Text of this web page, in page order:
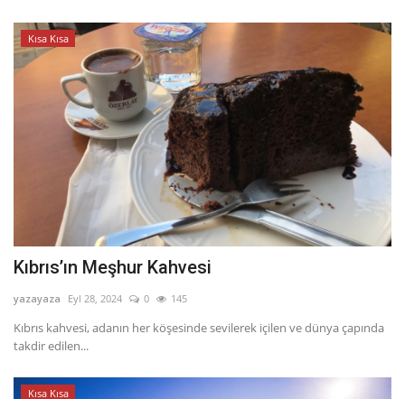
Kısa Kısa
Kıbrıs’ın Meşhur Kahvesi
yazayaza Eyl 28, 2024 0 145
Kıbrıs kahvesi, adanın her köşesinde sevilerek içilen ve dünya çapında
takdir edilen...
Kısa Kısa